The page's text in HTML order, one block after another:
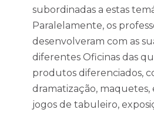
subordinadas a estas
Paralelamente, os
desenvolveram com as
diferentes Oficinas das
produtos diferenciados,
dramatização, maquetes,
jogos de tabuleiro,